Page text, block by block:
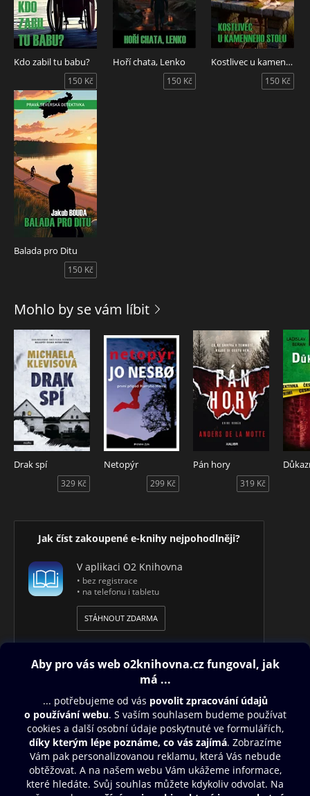
Kdo zabil tu babu?
150 Kč
Hoří chata, Lenko
150 Kč
Kostlivec u kamenného stolu
150 Kč
Balada pro Ditu
150 Kč
Mohlo by se vám líbit
Drak spí
329 Kč
Netopýr
299 Kč
Pán hory
319 Kč
Jak číst zakoupené e-knihy nejpohodlněji?
V aplikaci O2 Knihovna
• bez registrace
• na telefonu i tabletu
STÁHNOUT ZDARMA
Obsah ke stažení
Moje O2 Knihovna
Další zábava